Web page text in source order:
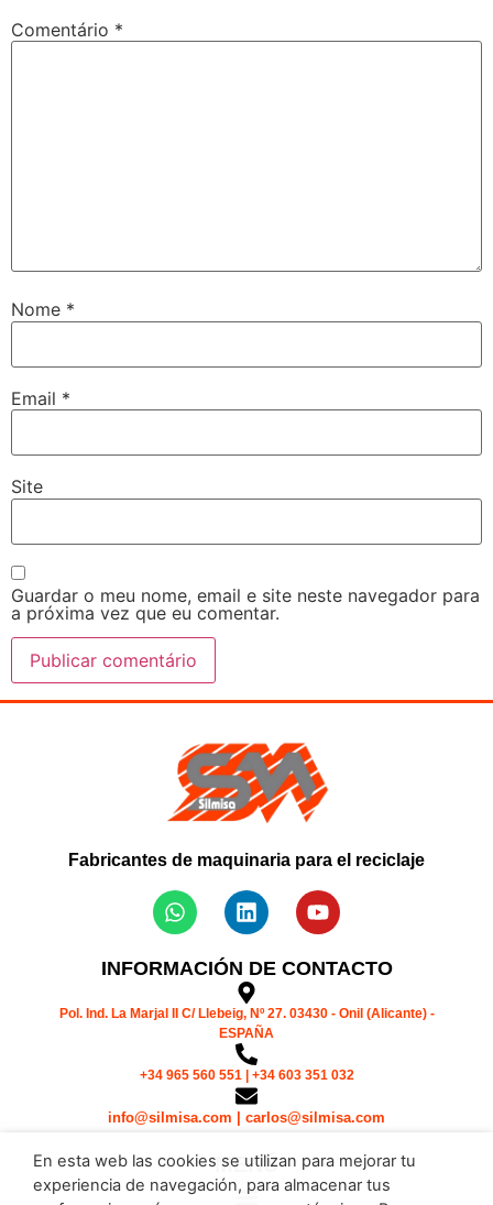
Comentário *
Nome *
Email *
Site
Guardar o meu nome, email e site neste navegador para
a próxima vez que eu comentar.
Fabricantes de maquinaria para el reciclaje
INFORMACIÓN DE CONTACTO
Pol. Ind. La Marjal II C/ Llebeig, Nº 27. 03430 - Onil (Alicante) -
ESPAÑA
+34 965 560 551 | +34 603 351 032
info@silmisa.com | carlos@silmisa.com
MENÚ
En esta web las cookies se utilizan para mejorar tu
experiencia de navegación, para almacenar tus